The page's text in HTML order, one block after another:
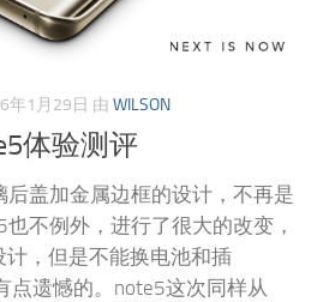
年1月29日 由 WILSON
体验测评
盖加金属边框的设计，不再是
不例外，进行了很大的改变，
，但是不能换电池和插
点遗憾的。note5这次同样从